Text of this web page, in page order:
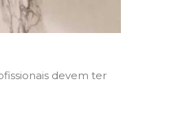
devem ter